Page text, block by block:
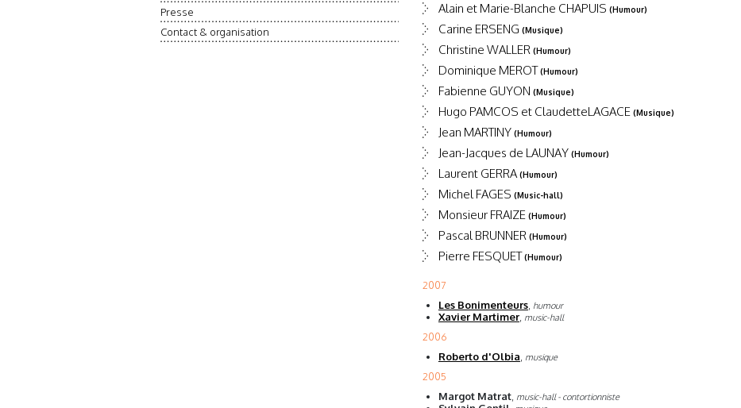
Presse
Contact & organisation
Alain et Marie-Blanche CHAPUIS (Humour)
Carine ERSENG (Musique)
Christine WALLER (Humour)
Dominique MEROT(Humour)
Fabienne GUYON (Musique)
Hugo PAMCOS et ClaudetteLAGACE (Musique)
Jean MARTINY (Humour)
Jean-Jacques de LAUNAY (Humour)
Laurent GERRA(Humour)
Michel FAGES (Music-hall)
Monsieur FRAIZE (Humour)
Pascal BRUNNER (Humour)
Pierre FESQUET(Humour)
2007
Les Bonimenteurs, humour
Xavier Martimer, music-hall
2006
Roberto d'Olbia musique
2005
Margot Matrat, music-hall - contortionniste